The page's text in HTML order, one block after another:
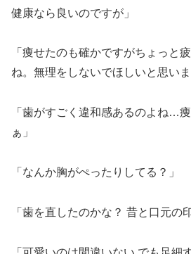
健康なら良いのですが」
「痩せたのも確かですがちょっと
ね。無理をしないでほしいと思いま
「歯がすごく違和感あるのよね…
ぁ」
「なんか胸がぺったりしてる？」
「歯を直したのかな？ 昔と口元の